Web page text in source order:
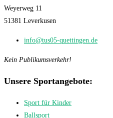
Weyerweg 11
51381 Leverkusen
info@tus05-quettingen.de
Kein Publikumsverkehr!
Unsere Sportangebote:
Sport für Kinder
Ballsport